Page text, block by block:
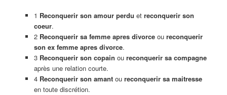
1 Reconquerir son amour perdu et reconquerir son
coeur.
2 Reconquerir sa femme apres divorceou reconquerir
son ex femme apres divorce.
3 Reconquerir son copain ou reconquerir sa compagne
après une relation courte.
4 Reconquerir son amantou reconquerir sa maitresse
en toute discrétion.